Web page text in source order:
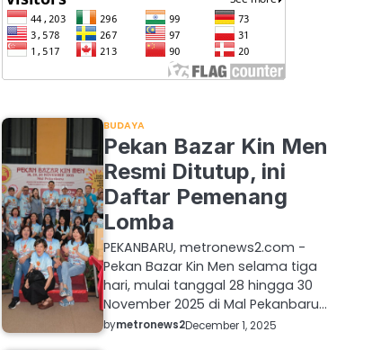
BUDAYA
Pekan Bazar Kin Men
Resmi Ditutup, ini
Daftar Pemenang
Lomba
PEKANBARU, metronews2.com -
Pekan Bazar Kin Men selama tiga
hari, mulai tanggal 28 hingga 30
November 2025 di Mal Pekanbaru…
bymetronews2December 1, 2025